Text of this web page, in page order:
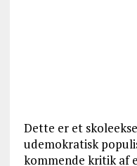
Dette er et
udemokratisk
kommende kritik af